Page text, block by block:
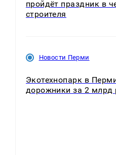
пройдёт праздник в
строителя
Новости Перми
Экотехнопарк в
дорожники за 2 млрд